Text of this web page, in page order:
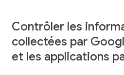
Contrôler les
collectées par
et les applications